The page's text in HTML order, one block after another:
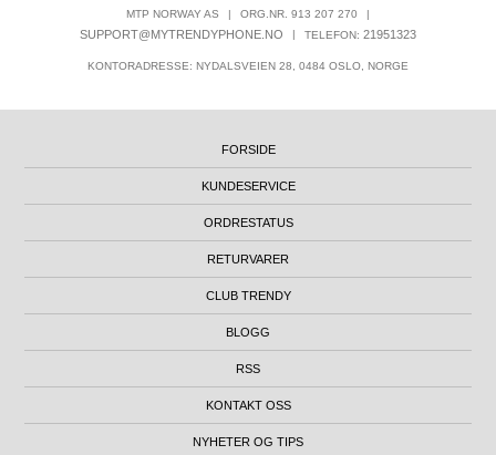
MTP NORWAY AS | ORG.NR. 913 207 270 |
SUPPORT@MYTRENDYPHONE.NO | TELEFON: 21951323
KONTORADRESSE: NYDALSVEIEN 28, 0484 OSLO, NORGE
FORSIDE
KUNDESERVICE
ORDRESTATUS
RETURVARER
CLUB TRENDY
BLOGG
RSS
KONTAKT OSS
NYHETER OG TIPS